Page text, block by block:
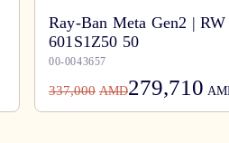
Ray-Ban Meta Gen2 | RW
601S1Z50 50
00-0043657
337,000 AMD279,710